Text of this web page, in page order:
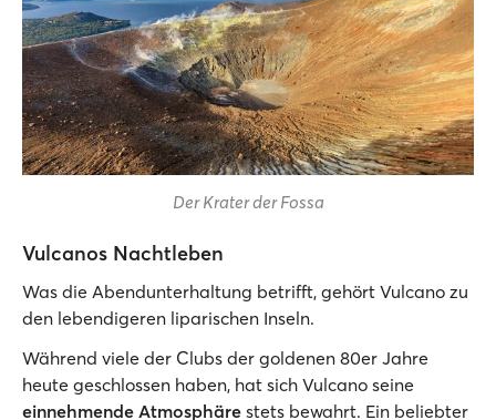
Der Krater der Fossa
Vulcanos Nachtleben
Was die Abendunterhaltung betrifft, gehört Vulcano zu
den lebendigeren liparischen Inseln.
Während viele der Clubs der goldenen 80er Jahre
heute geschlossen haben, hat sich Vulcano seine
einnehmende Atmosphäre stets bewahrt. Ein beliebter